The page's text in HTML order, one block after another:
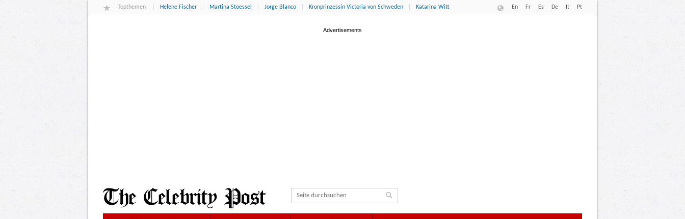
Topthemen Helene Fischer Martina Stoessel Jorge Blanco Kronprinzessin Victoria von Schweden Katarina Witt En Fr Es De It Pt